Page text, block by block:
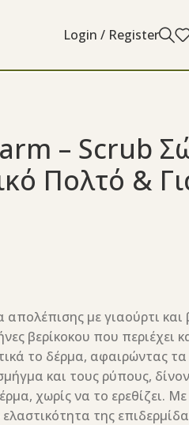
Login / Register
– Scrub
Πολτό &
απολέπισης με γιαούρτι και
βερίκοκου που περιέχει
το δέρμα, αφαιρώντας
και τους ρύπους,
χωρίς να το ερεθίζει.
ελαστικότητα της